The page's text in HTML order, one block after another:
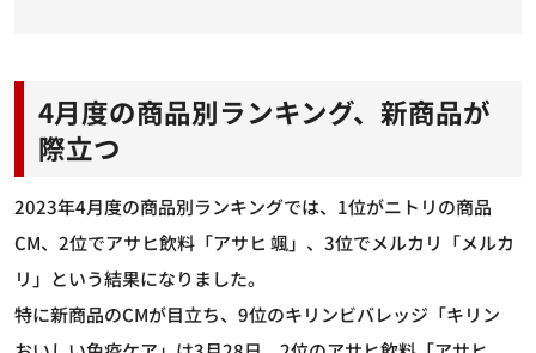
4月度の商品別ランキング、新商品が
際立つ
2023年4月度の商品別ランキングでは、1位がニトリの商品
CM、2位でアサヒ飲料「アサヒ 颯」、3位でメルカリ「メルカ
リ」という結果になりました。
特に新商品のCMが目立ち、9位のキリンビバレッジ「キリン